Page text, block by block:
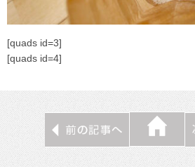
[quads id=3]
[quads id=4]